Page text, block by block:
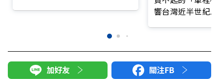
響台灣近半世紀
加好友 關注FB